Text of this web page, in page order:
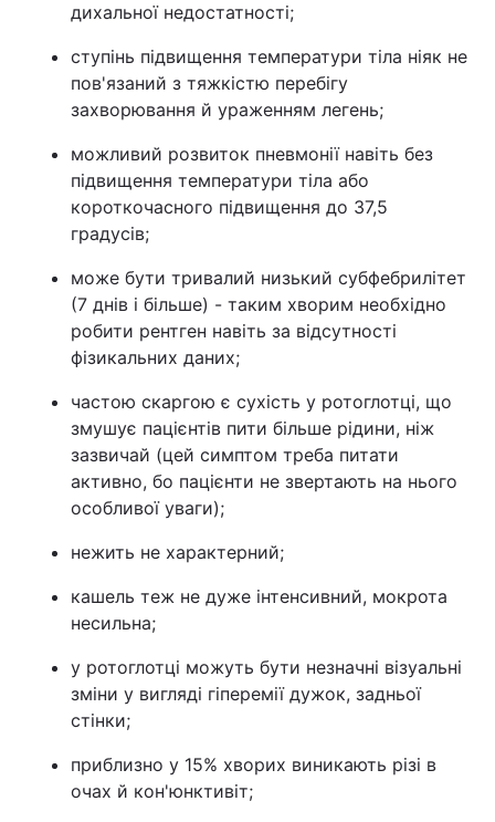
дихальної недостатності;
ступінь підвищення температури тіла ніяк не
пов'язаний з тяжкістю перебігу
захворювання й ураженням легень;
можливий розвиток пневмонії навіть без
підвищення температури тіла або
короткочасного підвищення до 37,5
градусів;
може бути тривалий низький субфебрилітет
(7 днів і більше) - таким хворим необхідно
робити рентген навіть за відсутності
фізикальних даних;
частою скаргою є сухість у ротоглотці, що
змушує пацієнтів пити більше рідини, ніж
зазвичай (цей симптом треба питати
активно, бо пацієнти не звертають на нього
особливої уваги);
нежить не характерний;
кашель теж не дуже інтенсивний, мокрота
несильна;
у ротоглотці можуть бути незначні візуальні
зміни у вигляді гіперемії дужок, задньої
стінки;
приблизно у 15% хворих виникають різі в
очах й кон'юнктивіт;